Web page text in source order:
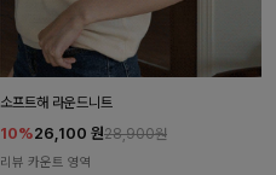
소프트해 라운드니트
10%26,100 원28,900원
리뷰 카운트 영역